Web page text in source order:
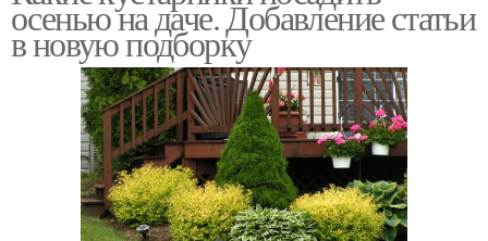
осенью на даче. Добавление статьи
в новую подборку